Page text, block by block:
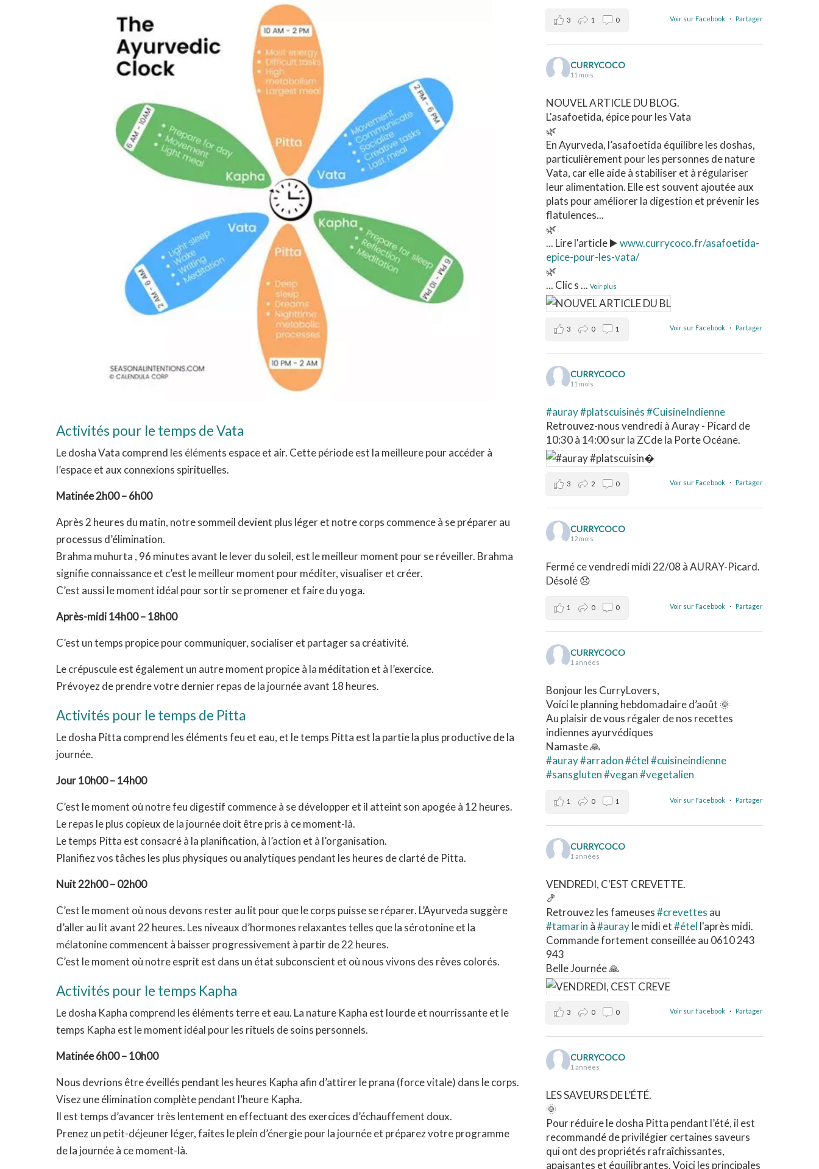
Activités pour le temps de Vata
Le dosha Vata comprend les éléments espace et air. Cette période est la meilleure pour accéder à
l’espace et aux connexions spirituelles.
Matinée 2h00 – 6h00
Après 2 heures du matin, notre sommeil devient plus léger et notre corps commence à se préparer au
processus d’élimination.
Brahma muhurta , 96 minutes avant le lever du soleil, est le meilleur moment pour se réveiller. Brahma
signifie connaissance et c’est le meilleur moment pour méditer, visualiser et créer.
C’est aussi le moment idéal pour sortir se promener et faire du yoga.
Après-midi 14h00 – 18h00
C’est un temps propice pour communiquer, socialiser et partager sa créativité.
Le crépuscule est également un autre moment propice à la méditation et à l’exercice.
Prévoyez de prendre votre dernier repas de la journée avant 18 heures.
Activités pour le temps de Pitta
Le dosha Pitta comprend les éléments feu et eau, et le temps Pitta est la partie la plus productive de la
journée.
Jour 10h00 – 14h00
C’est le moment où notre feu digestif commence à se développer et il atteint son apogée à 12 heures.
Le repas le plus copieux de la journée doit être pris à ce moment-là.
Le temps Pitta est consacré à la planification, à l’action et à l’organisation.
Planifiez vos tâches les plus physiques ou analytiques pendant les heures de clarté de Pitta.
Nuit 22h00 – 02h00
C’est le moment où nous devons rester au lit pour que le corps puisse se réparer. L’Ayurveda suggère
d’aller au lit avant 22 heures. Les niveaux d’hormones relaxantes telles que la sérotonine et la
mélatonine commencent à baisser progressivement à partir de 22 heures.
C’est le moment où notre esprit est dans un état subconscient et où nous vivons des rêves colorés.
Activités pour le temps Kapha
Le dosha Kapha comprend les éléments terre et eau. La nature Kapha est lourde et nourrissante et le
temps Kapha est le moment idéal pour les rituels de soins personnels.
Matinée 6h00 – 10h00
Nous devrions être éveillés pendant les heures Kapha afin d’attirer le prana (force vitale) dans le corps.
Visez une élimination complète pendant l’heure Kapha.
Il est temps d’avancer très lentement en effectuant des exercices d’échauffement doux.
Prenez un petit-déjeuner léger, faites le plein d’énergie pour la journée et préparez votre programme
de la journée à ce moment-là.
Voir sur Facebook · Partager
3 1 0
CURRYCOCO
11 mois
NOUVEL ARTICLE DU BLOG.
L'asafoetida, épice pour les Vata
🌿
En Ayurveda, l’asafoetida équilibre les doshas,
particulièrement pour les personnes de nature
Vata, car elle aide à stabiliser et à régulariser
leur alimentation. Elle est souvent ajoutée aux
plats pour améliorer la digestion et prévenir les
flatulences...
🌿
... Lire l'article ▶️www.currycoco.fr/asafoetida-
epice-pour-les-vata/
🌿
... Clic s... Voir plus
Voir sur Facebook · Partager
3 0 1
CURRYCOCO
11 mois
#auray#platscuisinés#CuisineIndienne
Retrouvez-nous vendredi à Auray - Picard de
10:30 à 14:00 sur la ZCde la Porte Océane.
Voir sur Facebook · Partager
3 2 0
CURRYCOCO
12 mois
Fermé ce vendredi midi 22/08 à AURAY-Picard.
Désolé 😞
Voir sur Facebook · Partager
1 0 0
CURRYCOCO
1 années
Bonjour les CurryLovers,
Voici le planning hebdomadaire d’août 🌞
Au plaisir de vous régaler de nos recettes
indiennes ayurvédiques
Namaste 🙏
#auray#arradon#étel#cuisineindienne
#sansgluten#vegan#vegetalien
Voir sur Facebook · Partager
1 0 1
CURRYCOCO
1 années
VENDREDI, C'EST CREVETTE.
🍤
Retrouvez les fameuses#crevettes au
#tamarin à#aurayle midi et#étel l'après midi.
Commande fortement conseillée au 0610 243
943
Belle Journée 🙏
Voir sur Facebook · Partager
3 0 0
CURRYCOCO
1 années
LES SAVEURS DE L’ÉTÉ.
🌞
Pour réduire le dosha Pitta pendant l’été, il est
recommandé de privilégier certaines saveurs
qui ont des propriétés rafraîchissantes,
apaisantes et équilibrantes. Voici les principales